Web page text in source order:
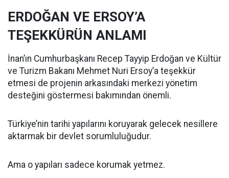
ERDOĞAN VE ERSOY’A
TEŞEKKÜRÜN ANLAMI
İnan’ın Cumhurbaşkanı Recep Tayyip Erdoğan ve Kültür
ve Turizm Bakanı Mehmet Nuri Ersoy’a teşekkür
etmesi de projenin arkasındaki merkezi yönetim
desteğini göstermesi bakımından önemli.
Türkiye’nin tarihi yapılarını koruyarak gelecek nesillere
aktarmak bir devlet sorumluluğudur.
Ama o yapıları sadece korumak yetmez.